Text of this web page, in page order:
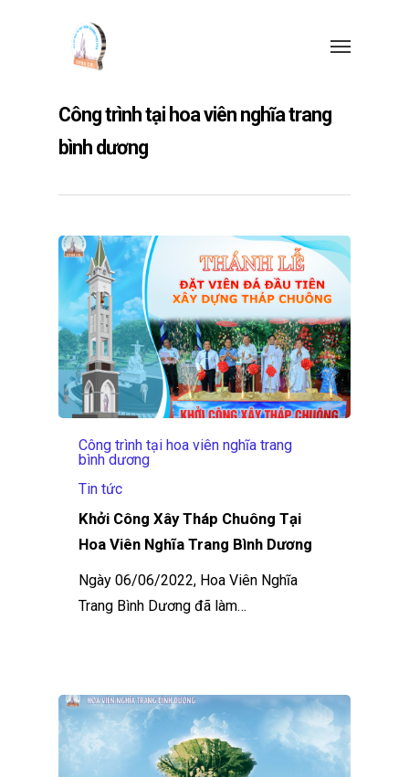
Công trình tại hoa viên nghĩa trang
bình dương
Công trình tại hoa viên nghĩa trang
bình dương
Tin tức
Khởi Công Xây Tháp Chuông Tại
Hoa Viên Nghĩa Trang Bình Dương
Ngày 06/06/2022, Hoa Viên Nghĩa
Trang Bình Dương đã làm…